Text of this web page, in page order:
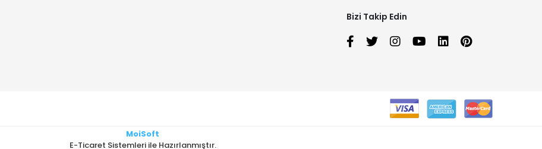
Bizi Takip Edin
MoiSoft
E-Ticaret Sistemleri ile Hazırlanmıştır.